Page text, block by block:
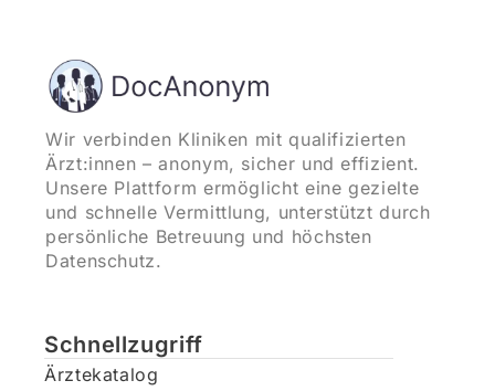
Wir verbinden Kliniken mit qualifizierten
Ärzt:innen – anonym, sicher und effizient.
Unsere Plattform ermöglicht eine gezielte
und schnelle Vermittlung, unterstützt durch
persönliche Betreuung und höchsten
Datenschutz.
Schnellzugriff
Ärztekatalog